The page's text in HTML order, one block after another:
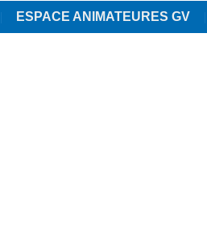
ESPACE ANIMATEURES GV